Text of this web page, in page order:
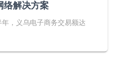
络解决方案
，义乌电子商务交易额达